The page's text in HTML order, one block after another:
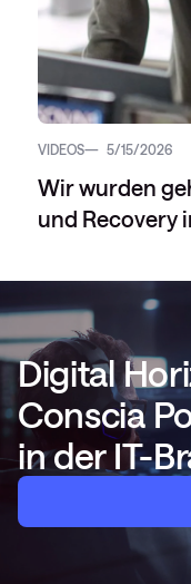
VIDEOS 5/15/2026
Wir wurden
und Recovery
Digital
Conscia
in der IT-